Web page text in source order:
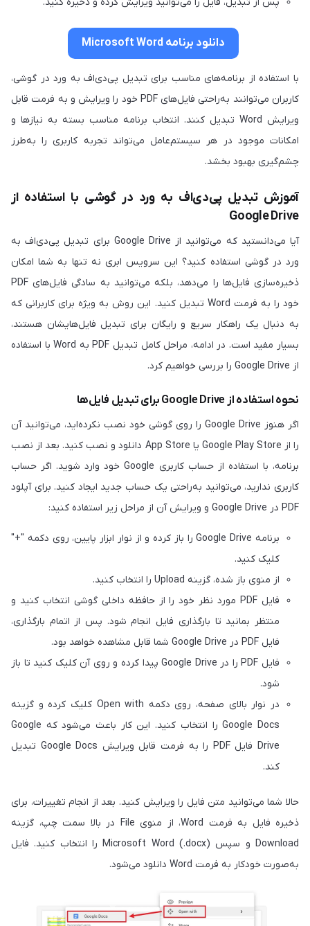
دانلود برنامه Microsoft Word
با استفاده از برنامه‌های مناسب برای تبدیل پی‌دی‌اف به ورد در گوشی،
کاربران می‌توانند به‌راحتی فایل‌های PDF خود را ویرایش و به فرمت قابل
ویرایش Word تبدیل کنند. انتخاب برنامه مناسب بسته به نیازها و
امکانات موجود در هر سیستم‌عامل می‌تواند تجربه کاربری را به‌طرز
چشم‌گیری بهبود بخشد.
آموزش تبدیل پی‌دی‌اف به ورد در گوشی با استفاده از
Google Drive
آیا می‌دانستید که می‌توانید از Google Drive برای تبدیل پی‌دی‌اف به
ورد در گوشی استفاده کنید؟ این سرویس ابری نه تنها به شما امکان
ذخیره‌سازی فایل‌ها را می‌دهد، بلکه می‌توانید به سادگی فایل‌های PDF
خود را به فرمت Word تبدیل کنید. این روش به ویژه برای کاربرانی که
به دنبال یک راهکار سریع و رایگان برای تبدیل فایل‌هایشان هستند،
بسیار مفید است. در ادامه، مراحل کامل تبدیل PDF به Word با استفاده
از Google Drive را بررسی خواهیم کرد.
نحوه استفاده از Google Drive برای تبدیل فایل‌ها
اگر هنوز Google Drive را روی گوشی خود نصب نکرده‌اید، می‌توانید آن
را از Google Play Store یا App Store دانلود و نصب کنید. بعد از نصب
برنامه، با استفاده از حساب کاربری Google خود وارد شوید. اگر حساب
کاربری ندارید، می‌توانید به‌راحتی یک حساب جدید ایجاد کنید. برای آپلود
PDF در Google Drive و ویرایش آن از مراحل زیر استفاده کنید:
برنامه Google Drive را باز کرده و از نوار ابزار پایین، روی دکمه "+"
کلیک کنید.
از منوی باز شده، گزینه Upload را انتخاب کنید.
فایل PDF مورد نظر خود را از حافظه داخلی گوشی انتخاب کنید و
منتظر بمانید تا بارگذاری فایل انجام شود. پس از اتمام بارگذاری،
فایل PDF در Google Drive شما قابل مشاهده خواهد بود.
فایل PDF را در Google Drive پیدا کرده و روی آن کلیک کنید تا باز
شود.
در نوار بالای صفحه، روی دکمه Open with کلیک کرده و گزینه
Google Docs را انتخاب کنید. این کار باعث می‌شود که Google
Drive فایل PDF را به فرمت قابل ویرایش Google Docs تبدیل
کند.
حالا شما می‌توانید متن فایل را ویرایش کنید. بعد از انجام تغییرات، برای
ذخیره فایل به فرمت Word، از منوی File در بالا سمت چپ، گزینه
Download و سپس Microsoft Word (.docx) را انتخاب کنید. فایل
به‌صورت خودکار به فرمت Word دانلود می‌شود.